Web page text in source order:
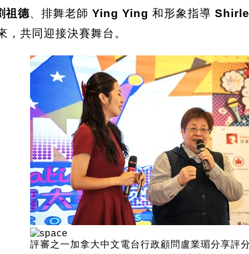
祖德、排舞老師 Ying Ying 和形象指導
，共同迎接決賽舞台。
評審之一加拿大中文電台行政顧問盧業瑂分享評